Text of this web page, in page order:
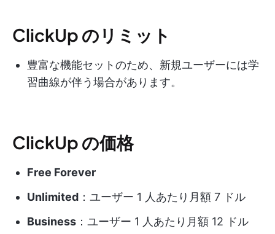
ClickUp のリミット
豊富な機能セットのため、新規ユーザーには学
習曲線が伴う場合があります。
ClickUp の価格
Free Forever
Unlimited ：ユーザー 1 人あたり月額 7 ドル
Business ：ユーザー 1 人あたり月額 12 ドル